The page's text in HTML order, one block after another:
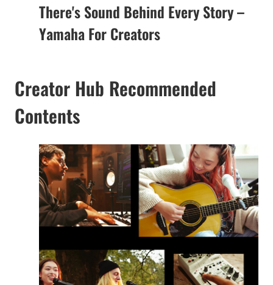
There's Sound Behind Every Story –
Yamaha For Creators
Creator Hub Recommended
Contents